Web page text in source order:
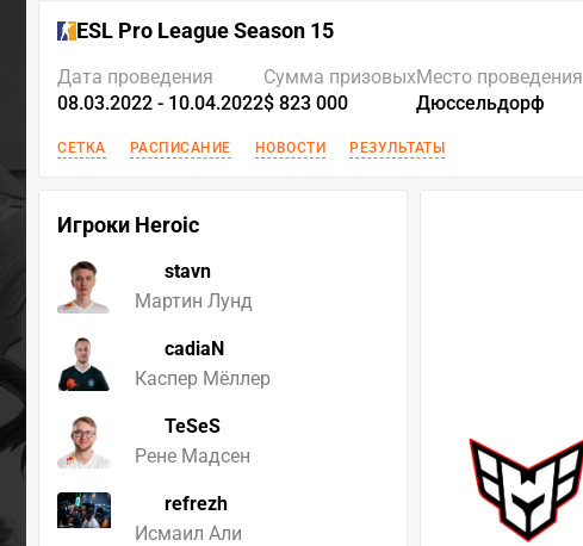
ESL Pro League Season 15
Дата проведения
08.03.2022 - 10.04.2022
Сумма призовых
$ 823 000
Место проведения
Дюссельдорф
СЕТКА РАСПИСАНИЕ НОВОСТИ РЕЗУЛЬТАТЫ
Игроки Heroic
stavn
Мартин Лунд
cadiaN
Каспер Мёллер
TeSeS
Рене Мадсен
refrezh
Исмаил Али